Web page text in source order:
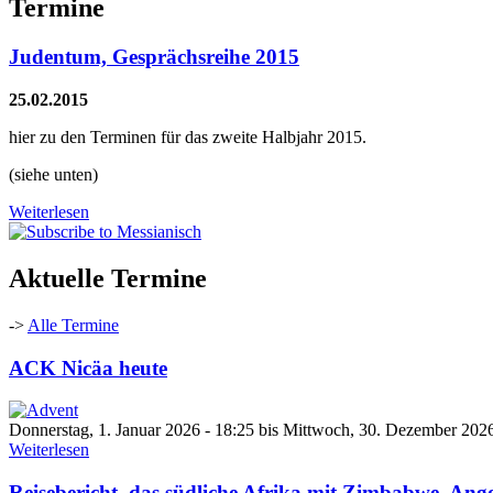
Termine
Judentum, Gesprächsreihe 2015
25.02.2015
hier zu den Terminen für das zweite Halbjahr 2015.
(siehe unten)
Weiterlesen
Aktuelle Termine
-> Alle Termine
ACK Nicäa heute
Donnerstag, 1. Januar 2026 - 18:25 bis Mittwoch, 30. Dezember
Weiterlesen